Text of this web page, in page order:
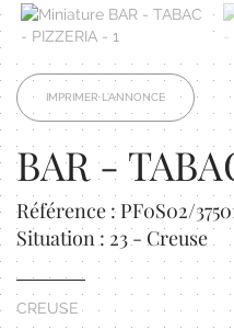
IMPRIMER L'ANNONCE
BAR -
Référence : PF0S02/
Situation : 23 - Creuse
CREUSE